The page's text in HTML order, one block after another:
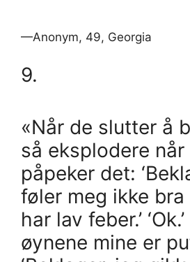
—Anonym, 49, Georgia
9.
«Når de slutter å
så eksplodere når
påpeker det:
føler meg ikke
har lav feber.’
øynene mine er